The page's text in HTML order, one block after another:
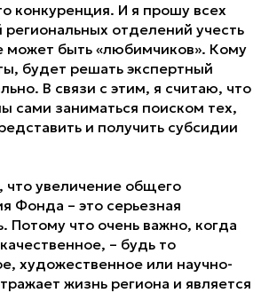
конкуренция. И я прошу всех
отделений учесть
может быть «любимчиков». Кому
будет решать экспертный
В связи с этим, я считаю, что
сами заниматься поиском тех,
и получить субсидии
что увеличение общего
Фонда – это серьезная
Потому что очень важно, когда
– будь то
художественное или научно-
жизнь региона и является